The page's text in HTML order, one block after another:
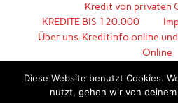
Kredit von privaten
KREDITE BIS 120.000
Über uns-Kreditinfo.online
Online
Diese Website benutzt Cookies.
nutzt, gehen wir von